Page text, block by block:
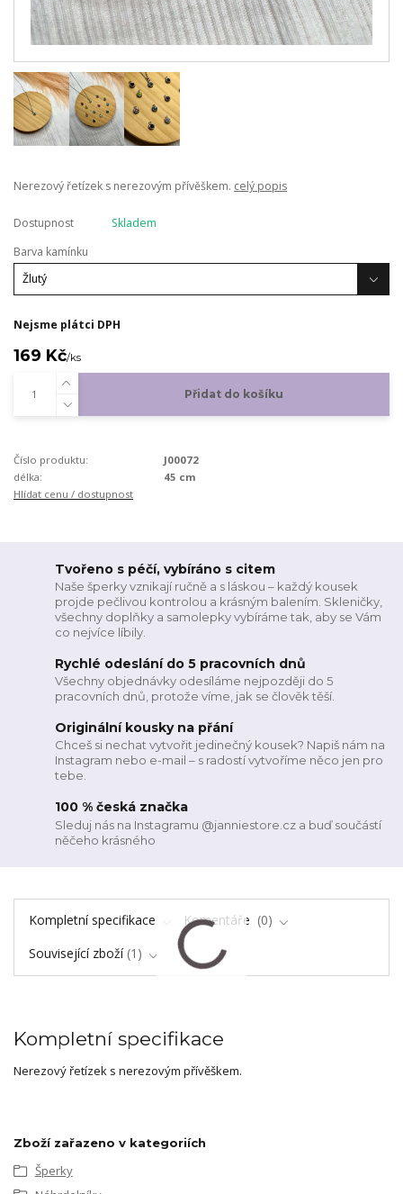
Nerezový řetízek s nerezovým přívěškem. celý popis
Dostupnost
Skladem
Barva kamínku
Nejsme plátci DPH
169 Kč/ks
Přidat do košíku
Číslo produktu:
J00072
délka:
45 cm
Hlídat cenu / dostupnost
Tvořeno s péčí, vybíráno s citem
Naše šperky vznikají ručně a s láskou – každý kousek
projde pečlivou kontrolou a krásným balením. Skleničky,
všechny doplňky a samolepky vybíráme tak, aby se Vám
co nejvíce líbily.
Rychlé odeslání do 5 pracovních dnů
Všechny objednávky odesíláme nejpozději do 5
pracovních dnů, protože víme, jak se člověk těší.
Originální kousky na přání
Chceš si nechat vytvořit jedinečný kousek? Napiš nám na
Instagram nebo e-mail – s radostí vytvoříme něco jen pro
tebe.
100 % česká značka
Sleduj nás na Instagramu @janniestore.cz a buď součástí
něčeho krásného
Kompletní specifikace Komentáře
0
Související zboží 1
Kompletní specifikace
Nerezový řetízek s nerezovým přívěškem.
Zboží zařazeno v kategoriích
Šperky